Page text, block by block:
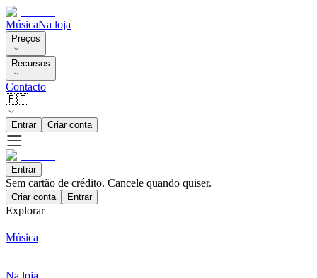
MúsicaNa loja
Preços
Recursos
Contacto
🇵🇹
Entrar Criar conta
Entrar
Sem cartão de crédito. Cancele quando quiser.
Criar conta Entrar
Explorar
Música
Na loja